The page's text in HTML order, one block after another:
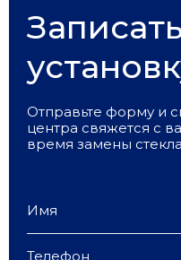
Отправьте форму и
центра свяжется с
время замены